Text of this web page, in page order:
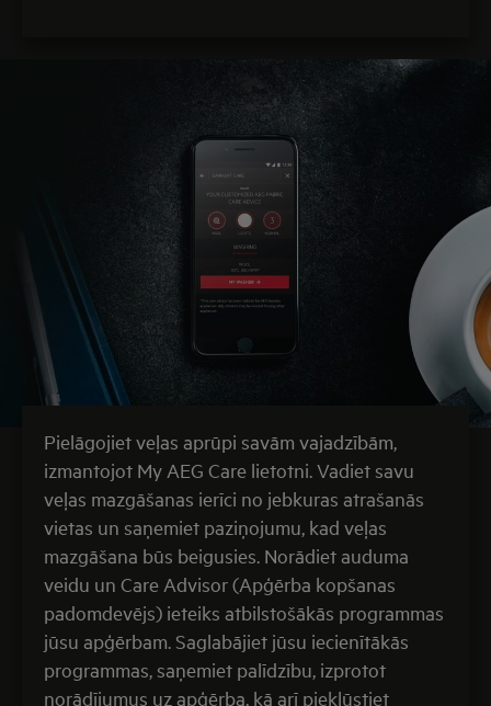
Pielāgojiet veļas aprūpi savām vajadzībām,
izmantojot My AEG Care lietotni. Vadiet savu
veļas mazgāšanas ierīci no jebkuras atrašanās
vietas un saņemiet paziņojumu, kad veļas
mazgāšana būs beigusies. Norādiet auduma
veidu un Care Advisor (Apģērba kopšanas
padomdevējs) ieteiks atbilstošākās programmas
jūsu apģērbam. Saglabājiet jūsu iecienītākās
programmas, saņemiet palīdzību, izprotot
norādījumus uz apģērba, kā arī piekļūstiet